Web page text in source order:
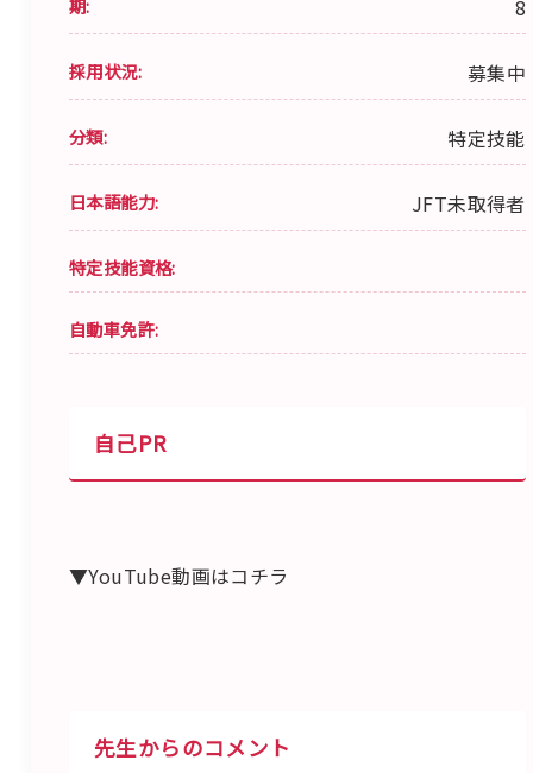
期: 8
採用状況: 募集中
分類: 特定技能
日本語能力: JFT未取得者
特定技能資格:
自動車免許:
自己PR
▼YouTube動画はコチラ
先生からのコメント